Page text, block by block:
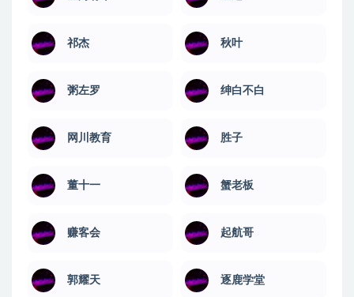
祁杰 秋叶
粥左罗 绅白不白
网川教育 ​胜子
董十一 蟹老板
赚客会 起航哥
郭耀天 逐鹿学堂